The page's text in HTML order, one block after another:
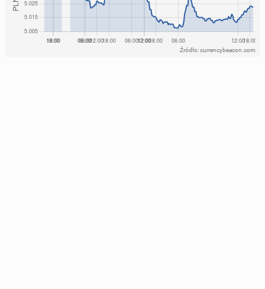
Źródło: currencybeacon.com